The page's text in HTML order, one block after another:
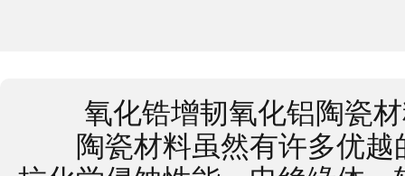
氧化锆增韧氧化铝陶瓷材
陶瓷材料虽然有许多优越